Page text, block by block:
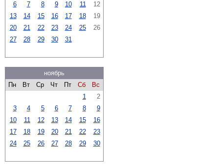
6
7 8 9 10 11
12
13
14 15 16 17 18
19
20
21 22 23 24 25
26
27
28 29 30 31
ноябрь
Пн
Вт Ср Чт Пт Сб
Вс
1
2
3
4 5 6 7 8
9
10
11 12 13 14 15
16
17
18 19 20 21 22
23
24
25 26 27 28 29 30